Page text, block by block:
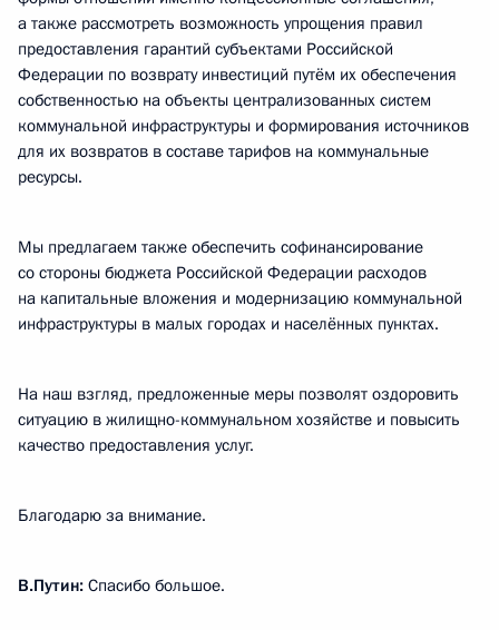
а также рассмотреть возможность упрощения правил
предоставления гарантий субъектами Российской
Федерации по возврату инвестиций путём их обеспечения
собственностью на объекты централизованных систем
коммунальной инфраструктуры и формирования источников
для их возвратов в составе тарифов на коммунальные
ресурсы.
Мы предлагаем также обеспечить софинансирование
со стороны бюджета Российской Федерации расходов
на капитальные вложения и модернизацию коммунальной
инфраструктуры в малых городах и населённых пунктах.
На наш взгляд, предложенные меры позволят оздоровить
ситуацию в жилищно-коммунальном хозяйстве и повысить
качество предоставления услуг.
Благодарю за внимание.
В.Путин: Спасибо большое.